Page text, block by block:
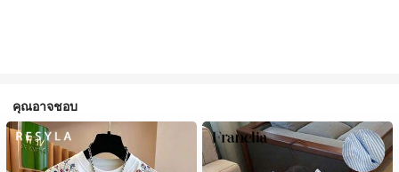
คุณอาจชอบ